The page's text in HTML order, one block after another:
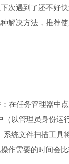
次遇到了还不好
解决方法，推荐
在任务管理器中
以管理员身份运
系统文件扫描工具
作需要的时间会比